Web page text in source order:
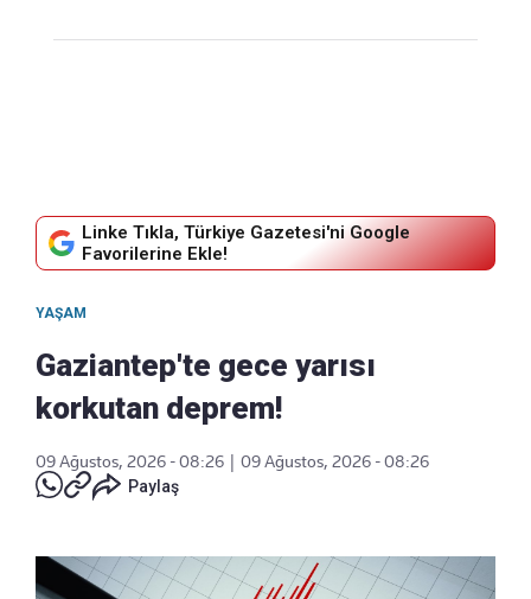
Linke Tıkla, Türkiye Gazetesi'ni Google
Favorilerine Ekle!
YAŞAM
Gaziantep'te gece yarısı
korkutan deprem!
09 Ağustos, 2026 - 08:26
09 Ağustos, 2026 - 08:26
Paylaş